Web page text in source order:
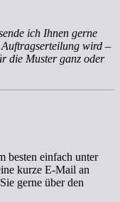
ich Ihnen gerne
wird –
die Muster ganz oder
besten einfach unter
kurze E-Mail an
gerne über den